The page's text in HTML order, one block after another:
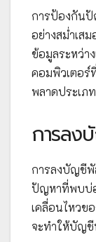
การป้องกัน
อย่างสม่ำเส
ข้อมูลระหว่า
คอมพิวเตอร์
พลาดประเภ
การลง
การลงบัญชี
ปัญหาที่พบบ่อ
เคลื่อนไหวข
จะทำให้บัญ